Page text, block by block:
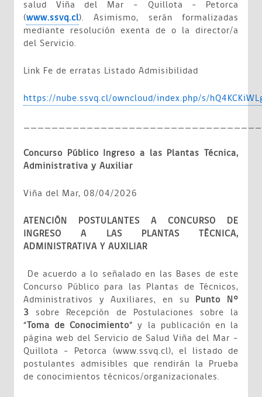
salud Viña del Mar – Quillota - Petorca
(www.ssvq.cl). Asimismo, serán formalizadas
mediante resolución exenta de o la director/a
del Servicio.
Link Fe de erratas Listado Admisibilidad
https://nube.ssvq.cl/owncloud/index.php/s/
Concurso Público Ingreso a las Plantas Técnica,
Administrativa y Auxiliar
Viña del Mar, 08/04/2026
ATENCIÓN POSTULANTES A CONCURSO DE
INGRESO A LAS PLANTAS TÉCNICA,
ADMINISTRATIVA Y AUXILIAR
De acuerdo a lo señalado en las Bases de este
Concurso Público para las Plantas de Técnicos,
Administrativos y Auxiliares, en su Punto N°
3 sobre Recepción de Postulaciones sobre la
“Toma de Conocimiento” y la publicación en la
página web del Servicio de Salud Viña del Mar –
Quillota – Petorca (www.ssvq.cl), el listado de
postulantes admisibles que rendirán la Prueba
de conocimientos técnicos/organizacionales.